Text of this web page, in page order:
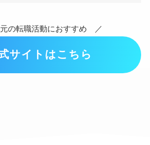
の転職活動におすすめ ／
サイトはこちら